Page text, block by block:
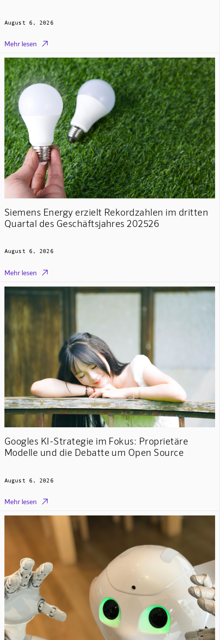
August 6, 2026
Mehr lesen 
Siemens Energy erzielt Rekordzahlen im dritten
Quartal des Geschäftsjahres 202526
August 6, 2026
Mehr lesen 
Googles KI-Strategie im Fokus: Proprietäre
Modelle und die Debatte um Open Source
August 6, 2026
Mehr lesen 